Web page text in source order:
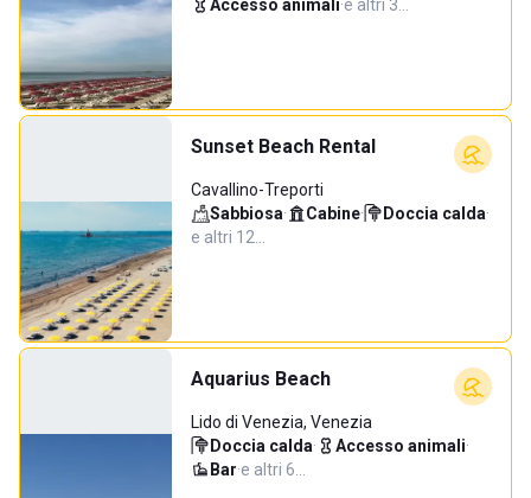
Accesso animali·e altri 3…
Sunset Beach Rental
Cavallino-Treporti
Sabbiosa· Cabine· Doccia calda·
e altri 12…
Aquarius Beach
Lido di Venezia, Venezia
Doccia calda· Accesso animali·
Bar·e altri 6…